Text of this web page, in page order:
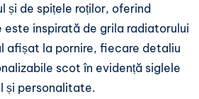
și de spițele roților, oferind
inspirată de grila radiatorului
afișat la pornire, fiecare detaliu
scot în evidență siglele
și personalitate.